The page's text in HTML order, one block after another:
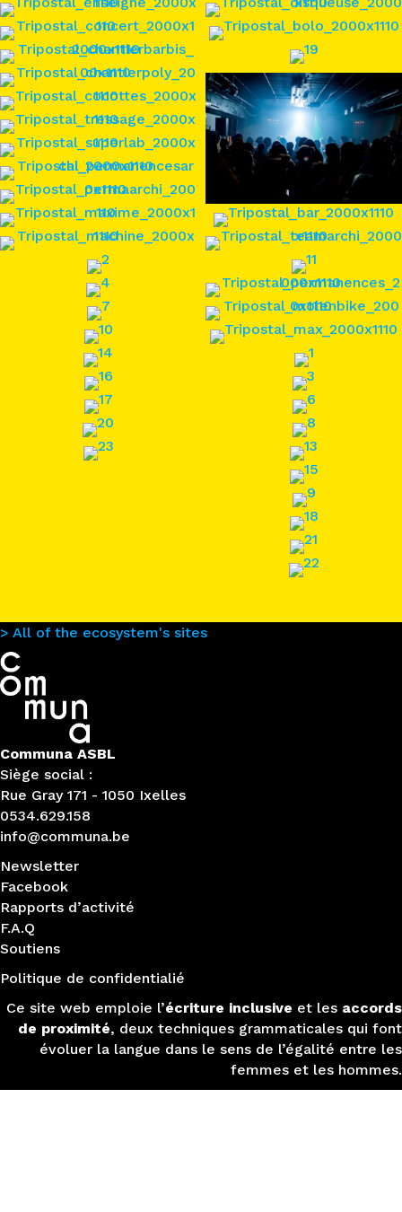
> All of the ecosystem's sites
Communa ASBL
Siège social :
Rue Gray 171 - 1050 Ixelles
0534.629.158
info@communa.be
Newsletter
Facebook
Rapports d’activité
F.A.Q
Soutiens
Politique de confidentialié
Ce site web emploie l’écriture inclusive et les accords
de proximité, deux techniques grammaticales qui font
évoluer la langue dans le sens de l’égalité entre les
femmes et les hommes.